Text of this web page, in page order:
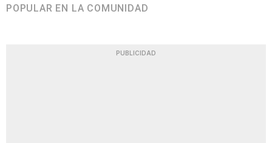
POPULAR EN LA COMUNIDAD
PUBLICIDAD